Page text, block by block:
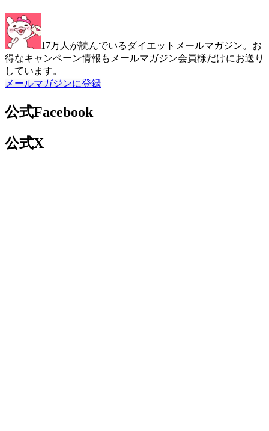
17万人が読んでいるダイエットメールマガジン。お
得なキャンペーン情報もメールマガジン会員様だけにお送り
しています。
メールマガジンに登録
公式Facebook
公式X